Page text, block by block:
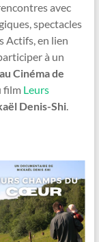
avec
spectacles
Actifs, en lien
à un
Cinéma de
film Leurs
Denis-Shi.